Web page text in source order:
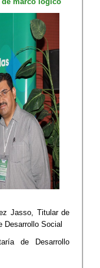
Jasso, Titular de
Desarrollo Social
de Desarrollo